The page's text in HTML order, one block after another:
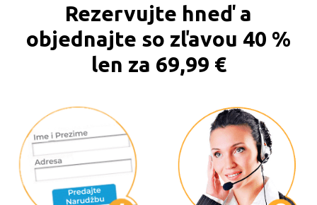
Rezervujte hneď a
objednajte so zľavou 40 %
len za 69,99 €